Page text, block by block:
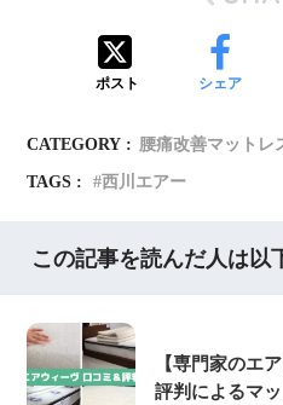
ポスト シェア
CATEGORY : 腰痛改善マットレ
TAGS : 西川エアー
この記事を読んだ人は以
【専門家のエ
評判によるマ